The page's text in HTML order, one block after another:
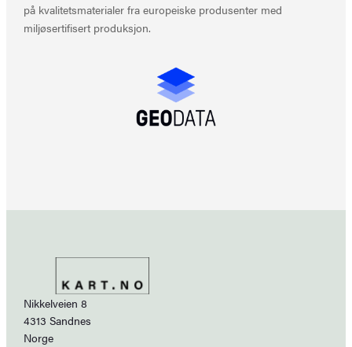
på kvalitetsmaterialer fra europeiske produsenter med
miljøsertifisert produksjon.
Nikkelveien 8
4313 Sandnes
Norge